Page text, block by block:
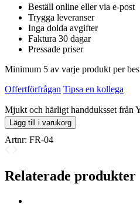
Beställ online eller via e-post
Trygga leveranser
Inga dolda avgifter
Faktura 30 dagar
Pressade priser
Minimum 5 av varje produkt per
Offertförfrågan Tipsa en kollega
Mjukt och härligt handduksset från
Lägg till i varukorg
Artnr: FR-04
Relaterade produkter